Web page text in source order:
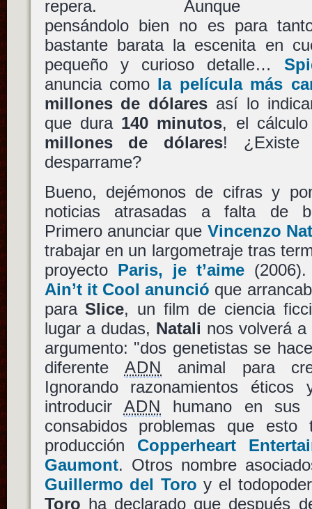
repera. Aunque
pensándolo bien no es para
bastante barata la escenita en
pequeño y curioso detalle…
anuncia como la película más
millones de dólares así lo
que dura 140 minutos, el
millones de dólares! ¿Existe
desparrame?
Bueno, dejémonos de cifras y
noticias atrasadas a falta de
Primero anunciar que Vincenzo
trabajar en un largometraje tras
proyecto Paris, je t’aime
Ain’t it Cool anunció que
paraSlice, un film de ciencia
lugar a dudas, Natali nos volverá a
argumento: "dos genetistas se
diferente ADN animal para
Ignorando razonamientos
introducir ADN humano en sus
consabidos problemas que
producción Copperheart
Gaumont. Otros nombre
Guillermo del Toro y el
Toro ha declarado que después